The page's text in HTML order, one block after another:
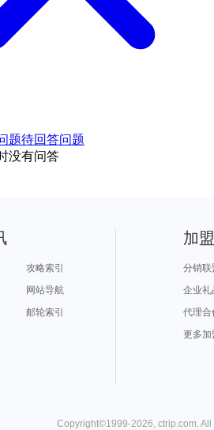
题待回答问题
没有问答
攻略索引
网站导航
邮轮索引
加
分销联
企业礼
代理合
更多加
Copyright©1999-2026, ctrip.com.